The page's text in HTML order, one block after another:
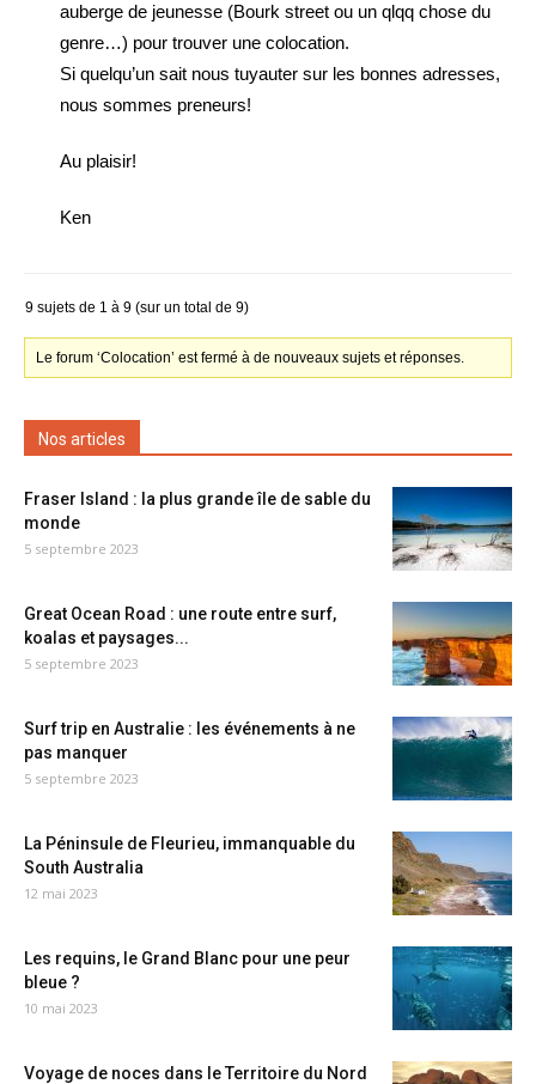
auberge de jeunesse (Bourk street ou un qlqq chose du
genre…) pour trouver une colocation.
Si quelqu’un sait nous tuyauter sur les bonnes adresses,
nous sommes preneurs!
Au plaisir!
Ken
9 sujets de 1 à 9 (sur un total de 9)
Le forum ‘Colocation’ est fermé à de nouveaux sujets et réponses.
Nos articles
Fraser Island : la plus grande île de sable du
monde
5 septembre 2023
Great Ocean Road : une route entre surf,
koalas et paysages...
5 septembre 2023
Surf trip en Australie : les événements à ne
pas manquer
5 septembre 2023
La Péninsule de Fleurieu, immanquable du
South Australia
12 mai 2023
Les requins, le Grand Blanc pour une peur
bleue ?
10 mai 2023
Voyage de noces dans le Territoire du Nord